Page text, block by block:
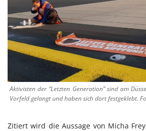
Aktivisten der “Letzten Generation” sind am
Vorfeld gelangt und haben sich dort festgeklebt.
Zitiert wird die Aussage von Micha